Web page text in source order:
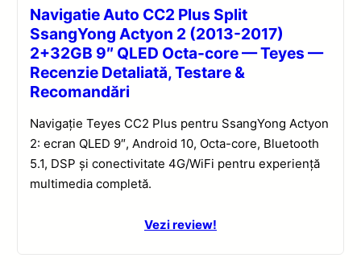
Navigatie Auto CC2 Plus Split
SsangYong Actyon 2 (2013-2017)
2+32GB 9″ QLED Octa-core — Teyes —
Recenzie Detaliată, Testare &
Recomandări
Navigație Teyes CC2 Plus pentru SsangYong Actyon
2: ecran QLED 9″, Android 10, Octa-core, Bluetooth
5.1, DSP și conectivitate 4G/WiFi pentru experiență
multimedia completă.
Vezi review!